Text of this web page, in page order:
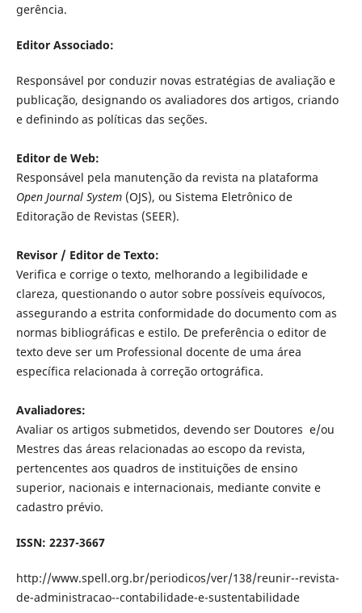
gerência.
Editor Associado:
Responsável por conduzir novas estratégias de avaliação e
publicação, designando os avaliadores dos artigos, criando
e definindo as políticas das seções.
Editor de Web:
Responsável pela manutenção da revista na plataforma
Open Journal System(OJS), ou Sistema Eletrônico de
Editoração de Revistas (SEER).
Revisor / Editor de Texto:
Verifica e corrige o texto, melhorando a legibilidade e
clareza, questionando o autor sobre possíveis equívocos,
assegurando a estrita conformidade do documento com as
normas bibliográficas e estilo. De preferência o editor de
texto deve ser um Professional docente de uma área
específica relacionada à correção ortográfica.
Avaliadores:
Avaliar os artigos submetidos, devendo ser Doutores e/ou
Mestres das áreas relacionadas ao escopo da revista,
pertencentes aos quadros de instituições de ensino
superior, nacionais e internacionais, mediante convite e
cadastro prévio.
ISSN: 2237-3667
http://www.spell.org.br/periodicos/ver/138/reunir--revista-
de-administracao--contabilidade-e-sustentabilidade